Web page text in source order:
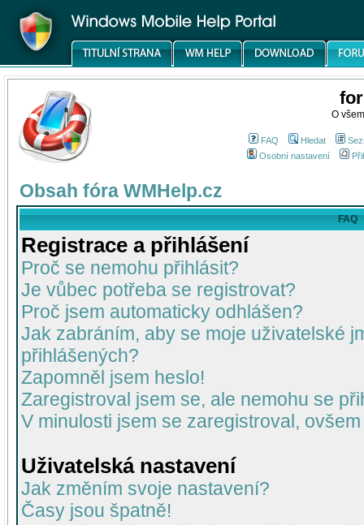
O
FAQ Hledat
Osobní nastavení
Obsah fóra WMHelp.cz
FAQ
Registrace a přihlášení
Proč se nemohu přihlásit?
Je vůbec potřeba se registrovat?
Proč jsem automaticky odhlášen?
Jak zabráním, aby se moje uživatelské
přihlášených?
Zapomněl jsem heslo!
Zaregistroval jsem se, ale nemohu se
V minulosti jsem se zaregistroval,
Uživatelská nastavení
Jak změním svoje nastavení?
Časy jsou špatně!